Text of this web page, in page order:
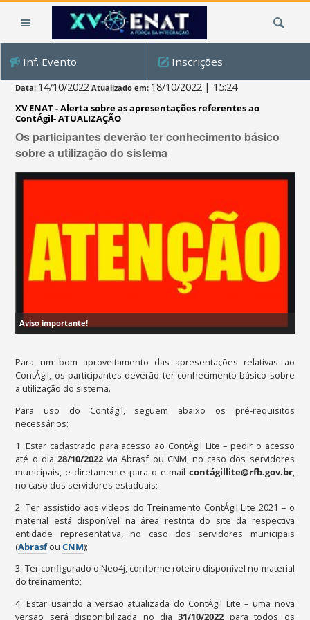
Inf. Evento Inscrições
Data: 14/10/2022 Atualizado em: 18/10/2022 | 15:24
XV ENAT - Alerta sobre as apresentações referentes ao
ContÁgil- ATUALIZAÇÃO
Os participantes deverão ter conhecimento básico
sobre a utilização do sistema
Aviso importante!
Para um bom aproveitamento das apresentações relativas ao
ContÁgil, os participantes deverão ter conhecimento básico sobre
a utilização do sistema.
Para uso do Contágil, seguem abaixo os pré-requisitos
necessários:
1. Estar cadastrado para acesso ao ContÁgil Lite – pedir o acesso
até o dia28/10/2022via Abrasf ou CNM, no caso dos servidores
municipais, e diretamente para o e-mail contágillite@rfb.gov.br,
no caso dos servidores estaduais;
2. Ter assistido aos vídeos do Treinamento ContÁgil Lite 2021 – o
material está disponível na área restrita do site da respectiva
entidade representativa, no caso dos servidores municipais
(AbrasfouCNM);
3. Ter configurado o Neo4j, conforme roteiro disponível no material
do treinamento;
4. Estar usando a versão atualizada do ContÁgil Lite – uma nova
versão será disponibilizada no dia31/10/2022 para todos os